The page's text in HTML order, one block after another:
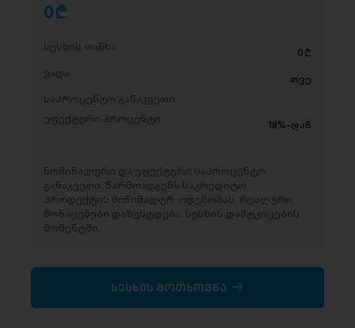
0D
სესხის თანხა 0 D
ვადა
თვე
საპროცენტო განაკვეთი
ეფექტური პროცენტი
18%-დან
ნომინალური და ეფექტური საპროცენტო
განაკვეთი, წარმოადგენს საკრედიტო
პროდუქტის მინიმალურ ოდენობას. რეალური
მონაცემები დაზუსტდება, სესხის დამტკიცების
მომენტში.
სესხის მოთხოვნა